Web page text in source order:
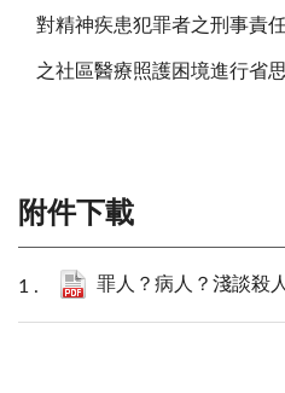
對精神疾患犯罪者之刑事責
之社區醫療照護困境進行省思
附件下載
罪人？病人？淺談殺